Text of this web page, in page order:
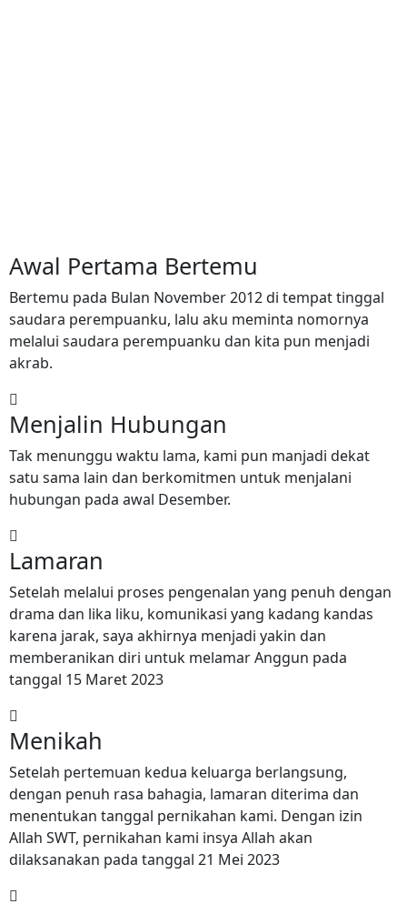
Awal Pertama Bertemu
Bertemu pada Bulan November 2012 di tempat tinggal
saudara perempuanku, lalu aku meminta nomornya
melalui saudara perempuanku dan kita pun menjadi
akrab.
Menjalin Hubungan
Tak menunggu waktu lama, kami pun manjadi dekat
satu sama lain dan berkomitmen untuk menjalani
hubungan pada awal Desember.
Lamaran
Setelah melalui proses pengenalan yang penuh dengan
drama dan lika liku, komunikasi yang kadang kandas
karena jarak, saya akhirnya menjadi yakin dan
memberanikan diri untuk melamar Anggun pada
tanggal 15 Maret 2023
Menikah
Setelah pertemuan kedua keluarga berlangsung,
dengan penuh rasa bahagia, lamaran diterima dan
menentukan tanggal pernikahan kami. Dengan izin
Allah SWT, pernikahan kami insya Allah akan
dilaksanakan pada tanggal 21 Mei 2023